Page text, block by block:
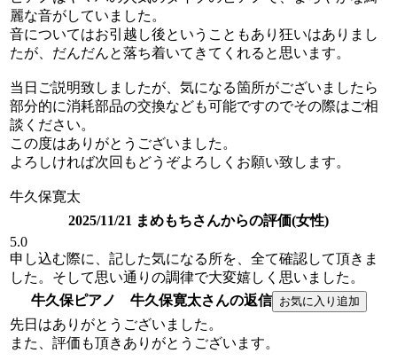
麗な音がしていました。
音についてはお引越し後ということもあり狂いはありまし
たが、だんだんと落ち着いてきてくれると思います。
当日ご説明致しましたが、気になる箇所がございましたら
部分的に消耗部品の交換なども可能ですのでその際はご相
談ください。
この度はありがとうございました。
よろしければ次回もどうぞよろしくお願い致します。
牛久保寛太
2025/11/21 まめもちさんからの評価(女性)
5.0
申し込む際に、記した気になる所を、全て確認して頂きま
した。そして思い通りの調律で大変嬉しく思いました。
牛久保ピアノ 牛久保寛太さんの返信
先日はありがとうございました。
また、評価も頂きありがとうございます。